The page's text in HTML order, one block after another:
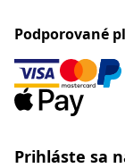
Podporované
Prihláste sa